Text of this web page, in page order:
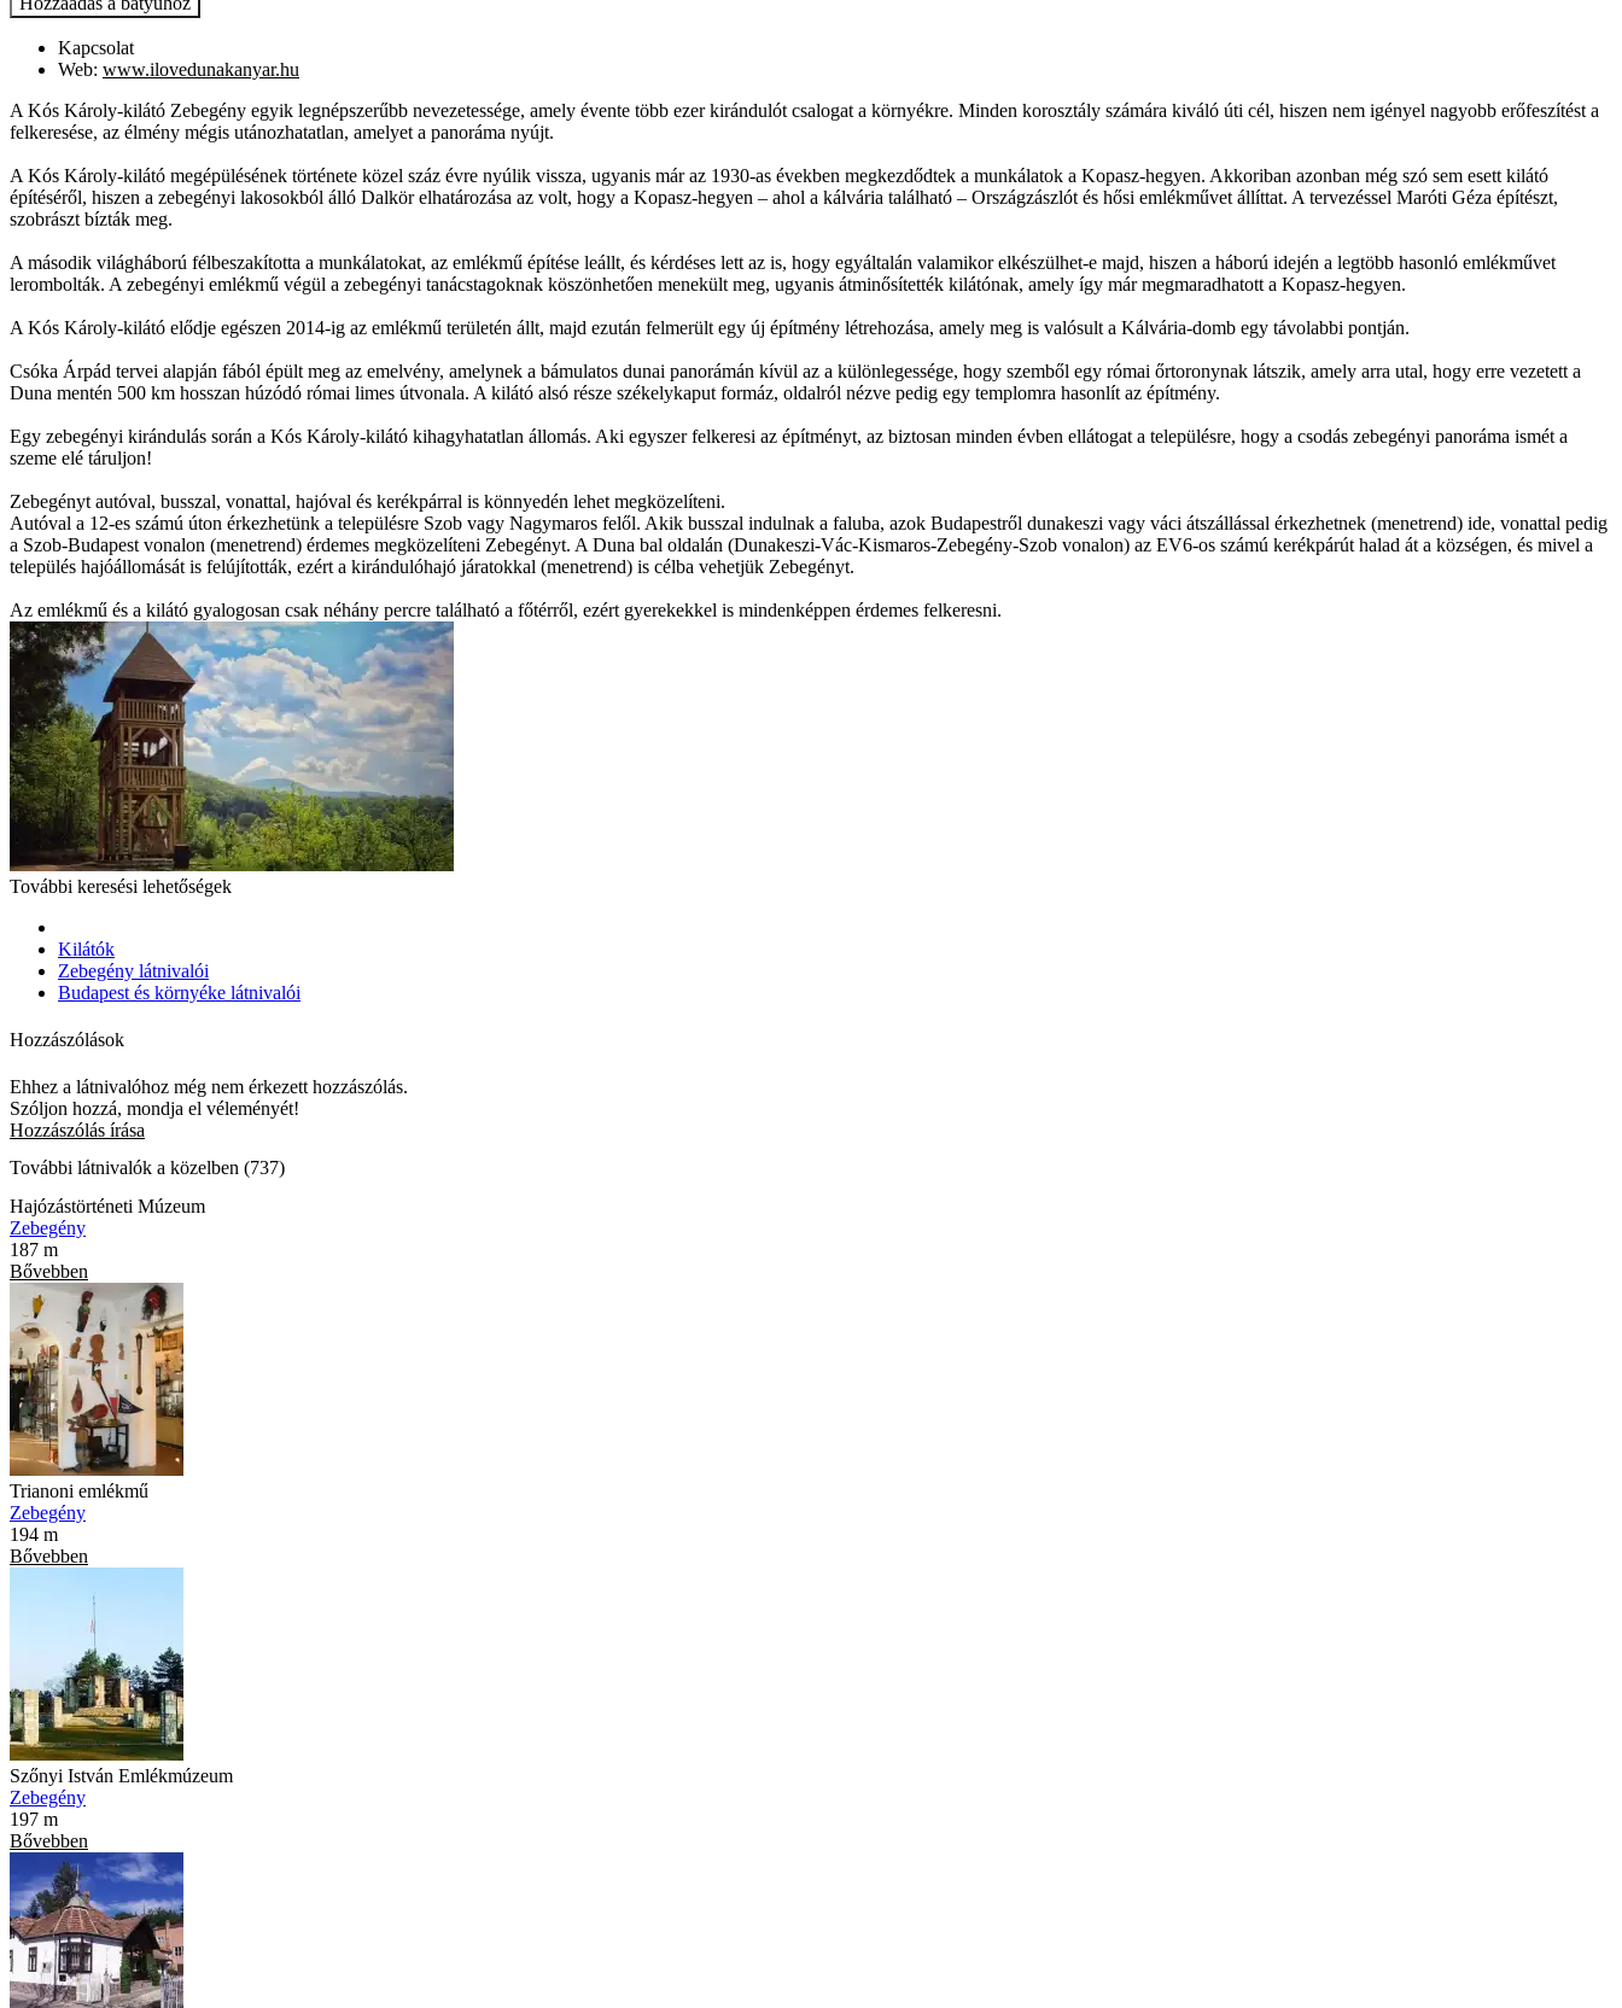
Kapcsolat
Web: www.ilovedunakanyar.hu
A Kós Károly-kilátó Zebegény egyik legnépszerűbb nevezetessége, amely évente több ezer kirándulót csalogat a környékre. Minden korosztály számára kiváló úti cél, hiszen nem igényel nagyobb erőfeszítést a
felkeresése, az élmény mégis utánozhatatlan, amelyet a panoráma nyújt.
A Kós Károly-kilátó megépülésének története közel száz évre nyúlik vissza, ugyanis már az 1930-as években megkezdődtek a munkálatok a Kopasz-hegyen. Akkoriban azonban még szó sem esett kilátó
építéséről, hiszen a zebegényi lakosokból álló Dalkör elhatározása az volt, hogy a Kopasz-hegyen – ahol a kálvária található – Országzászlót és hősi emlékművet állíttat. A tervezéssel Maróti Géza építészt,
szobrászt bízták meg.
A második világháború félbeszakította a munkálatokat, az emlékmű építése leállt, és kérdéses lett az is, hogy egyáltalán valamikor elkészülhet-e majd, hiszen a háború idején a legtöbb hasonló emlékművet
lerombolták. A zebegényi emlékmű végül a zebegényi tanácstagoknak köszönhetően menekült meg, ugyanis átminősítették kilátónak, amely így már megmaradhatott a Kopasz-hegyen.
A Kós Károly-kilátó elődje egészen 2014-ig az emlékmű területén állt, majd ezután felmerült egy új építmény létrehozása, amely meg is valósult a Kálvária-domb egy távolabbi pontján.
Csóka Árpád tervei alapján fából épült meg az emelvény, amelynek a bámulatos dunai panorámán kívül az a különlegessége, hogy szemből egy római őrtoronynak látszik, amely arra utal, hogy erre vezetett a
Duna mentén 500 km hosszan húzódó római limes útvonala. A kilátó alsó része székelykaput formáz, oldalról nézve pedig egy templomra hasonlít az építmény.
Egy zebegényi kirándulás során a Kós Károly-kilátó kihagyhatatlan állomás. Aki egyszer felkeresi az építményt, az biztosan minden évben ellátogat a településre, hogy a csodás zebegényi panoráma ismét a
szeme elé táruljon!
Zebegényt autóval, busszal, vonattal, hajóval és kerékpárral is könnyedén lehet megközelíteni.
Autóval a 12-es számú úton érkezhetünk a településre Szob vagy Nagymaros felől. Akik busszal indulnak a faluba, azok Budapestről dunakeszi vagy váci átszállással érkezhetnek (menetrend) ide, vonattal pedig
a Szob-Budapest vonalon (menetrend) érdemes megközelíteni Zebegényt. A Duna bal oldalán (Dunakeszi-Vác-Kismaros-Zebegény-Szob vonalon) az EV6-os számú kerékpárút halad át a községen, és mivel a
település hajóállomását is felújították, ezért a kirándulóhajó járatokkal (menetrend) is célba vehetjük Zebegényt.
Az emlékmű és a kilátó gyalogosan csak néhány percre található a főtérről, ezért gyerekekkel is mindenképpen érdemes felkeresni.
További keresési lehetőségek
Kilátók
Zebegény látnivalói
Budapest és környéke látnivalói
Hozzászólások
Ehhez a látnivalóhoz még nem érkezett hozzászólás.
Szóljon hozzá, mondja el véleményét!
Hozzászólás írása
További látnivalók a közelben (737)
Hajózástörténeti Múzeum
Zebegény
187 m
Bővebben
Trianoni emlékmű
Zebegény
194 m
Bővebben
Szőnyi István Emlékmúzeum
Zebegény
197 m
Bővebben